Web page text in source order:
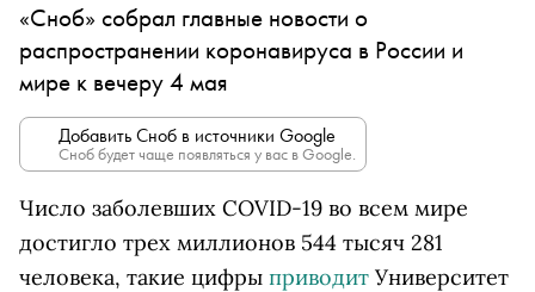
«Сноб» собрал главные новости о
распространении коронавируса в России и
мире к вечеру 4 мая
Добавить Сноб в источники Google
Сноб будет чаще появляться у вас в Google.
Число заболевших COVID-19 во всем мире
достигло трех миллионов 544 тысяч 281
человека, такие цифры приводит Университет